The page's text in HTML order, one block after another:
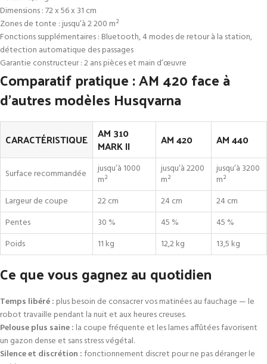
Dimensions : 72 x 56 x 31 cm
Zones de tonte : jusqu’à 2 200 m²
Fonctions supplémentaires : Bluetooth, 4 modes de retour à la station,
détection automatique des passages
Garantie constructeur : 2 ans pièces et main d’œuvre
Comparatif pratique : AM 420 face à
d’autres modèles Husqvarna
CARACTÉRISTIQUE AM 310
MARK II AM 420 AM 440
Surface recommandée
jusqu’à 1000
m²
jusqu’à 2200
m²
jusqu’à 3200
m²
Largeur de coupe
22 cm 24 cm
24 cm
Pentes
30 % 45 %
45 %
Poids
11 kg 12,2 kg 13,5 kg
Ce que vous gagnez au quotidien
Temps libéré : plus besoin de consacrer vos matinées au fauchage — le
robot travaille pendant la nuit et aux heures creuses.
Pelouse plus saine : la coupe fréquente et les lames affûtées favorisent
un gazon dense et sans stress végétal.
Silence et discrétion :fonctionnement discret pour ne pas déranger le